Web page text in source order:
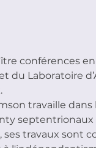
conférences
du Laboratoire
travaille
travaux sont